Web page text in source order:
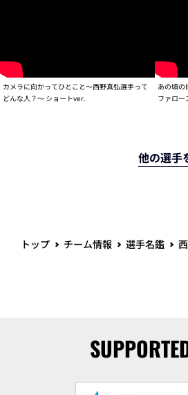
カメラに向かってひとこと～西野真弘選手って
どんな人？～ ショートver.
あの頃の
ファロー
トップ チーム情報 選手名鑑